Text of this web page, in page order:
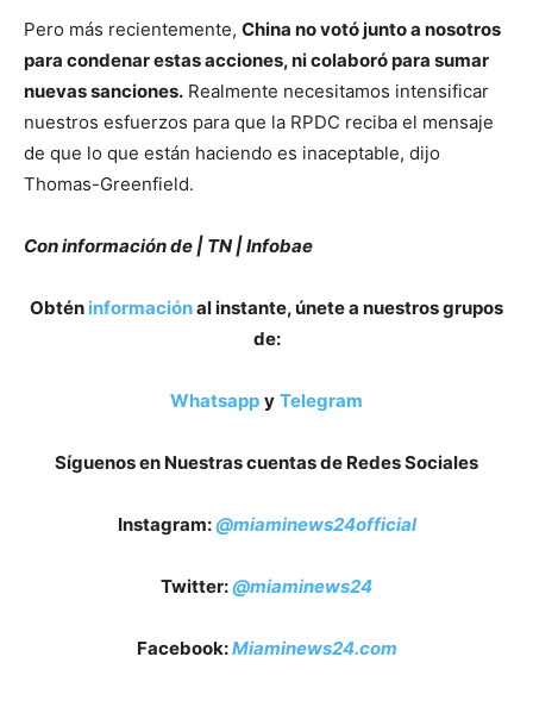
Pero más recientemente, China no votó junto a nosotros
para condenar estas acciones, ni colaboró para sumar
nuevas sanciones. Realmente necesitamos intensificar
nuestros esfuerzos para que la RPDC reciba el mensaje
de que lo que están haciendo es inaceptable, dijo
Thomas-Greenfield.
Con información de | TN | Infobae
Obtén informaciónal instante, únete a nuestros grupos
de:
Whatsapp y Telegram
Síguenos en Nuestras cuentas de Redes Sociales
Instagram:@miaminews24official
Twitter:@miaminews24
Facebook:Miaminews24.com